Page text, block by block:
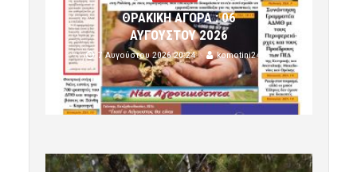
ΘΡΑΚΙΚΗ ΑΓΟΡΑ : 06
ΑΥΓΟΥΣΤΟΥ 2026
7 Αυγούστου 2026 20:24 komotini24